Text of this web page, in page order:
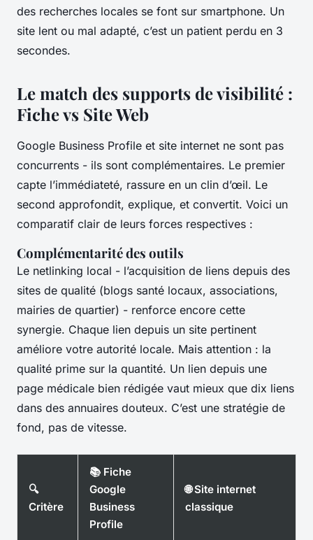
des recherches locales se font sur smartphone. Un
site lent ou mal adapté, c’est un patient perdu en 3
secondes.
Le match des supports de visibilité :
Fiche vs Site Web
Google Business Profile et site internet ne sont pas
concurrents - ils sont complémentaires. Le premier
capte l’immédiateté, rassure en un clin d’œil. Le
second approfondit, explique, et convertit. Voici un
comparatif clair de leurs forces respectives :
Complémentarité des outils
Le netlinking local - l’acquisition de liens depuis des
sites de qualité (blogs santé locaux, associations,
mairies de quartier) - renforce encore cette
synergie. Chaque lien depuis un site pertinent
améliore votre autorité locale. Mais attention : la
qualité prime sur la quantité. Un lien depuis une
page médicale bien rédigée vaut mieux que dix liens
dans des annuaires douteux. C’est une stratégie de
fond, pas de vitesse.
🔍
Critère
📚 Fiche
Google
Business
Profile
🌐 Site internet
classique